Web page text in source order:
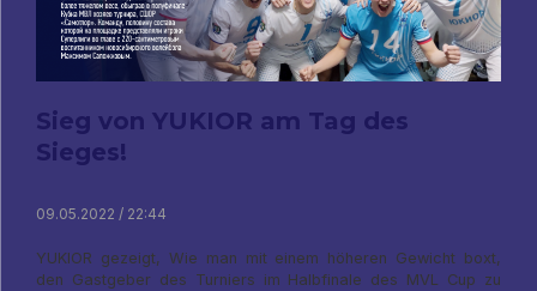
Sieg von YUKIOR am Tag des
Sieges!
09.05.2022 / 22:44
YUKIOR gezeigt, Wie man mit einem höheren Gewicht boxt,
den Gastgeber des Turniers im Halbfinale des MVL Cup zu